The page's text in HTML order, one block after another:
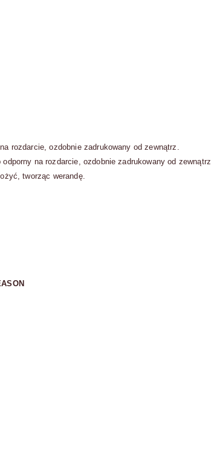
rozdarcie, ozdobnie zadrukowany od zewnątrz.
na rozdarcie, ozdobnie zadrukowany od zewnątrz
tworząc werandę.